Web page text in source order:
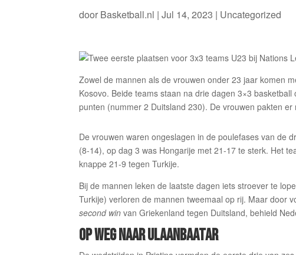
door Basketball.nl |Jul 14, 2023 | Uncategorized
Zowel de mannen als de vrouwen onder 23 jaar komen
Kosovo. Beide teams staan na drie dagen 3×3
punten (nummer 2 Duitsland 230). De vrouwen pakten
De vrouwen waren ongeslagen in de poulefases van de
(8-14), op dag 3 was Hongarije met 21-17 te sterk. Het
knappe 21-9 tegen Turkije.
Bij de mannen leken de laatste dagen iets stroever te
Turkije) verloren de mannen tweemaal op rij. Maar door
second win van Griekenland tegen Duitsland, behield
OP WEG NAAR ULAANBAATAR